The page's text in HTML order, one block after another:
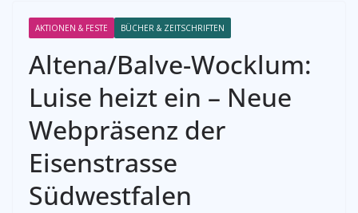
AKTIONEN & FESTE BÜCHER & ZEITSCHRIFTEN
Altena/Balve-Wocklum:
Luise heizt ein – Neue
Webpräsenz der
Eisenstrasse
Südwestfalen